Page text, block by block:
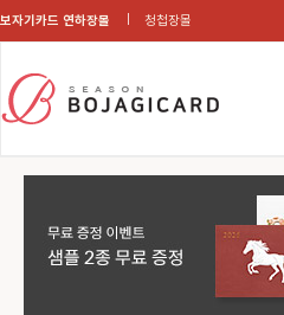
보자기카드 연하장몰 청첩장몰